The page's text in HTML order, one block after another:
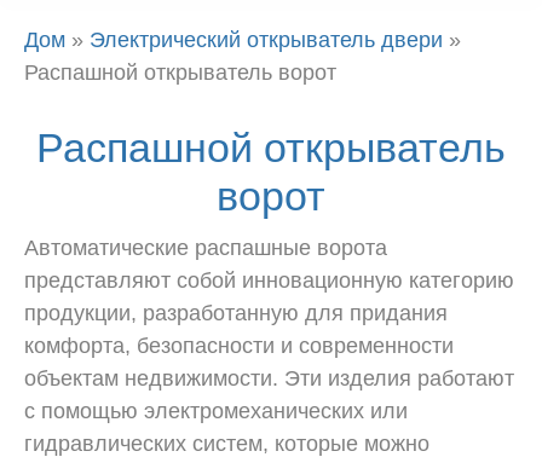
Дом » Электрический открыватель двери »
Распашной открыватель ворот
Распашной открыватель
ворот
Автоматические распашные ворота
представляют собой инновационную категорию
продукции, разработанную для придания
комфорта, безопасности и современности
объектам недвижимости. Эти изделия работают
с помощью электромеханических или
гидравлических систем, которые можно